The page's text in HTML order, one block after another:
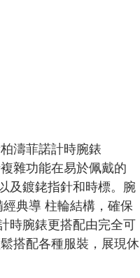
濤菲諾計時腕錶
雜功能在易於佩戴的
及鍍銠指針和時標。腕
典導 柱輪結構，確保
時腕錶更搭配由完全可
搭配各種服裝，展現休